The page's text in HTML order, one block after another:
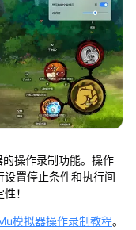
操作录制功能。操作
置停止条件和执行间
！
模拟器操作录制教程。